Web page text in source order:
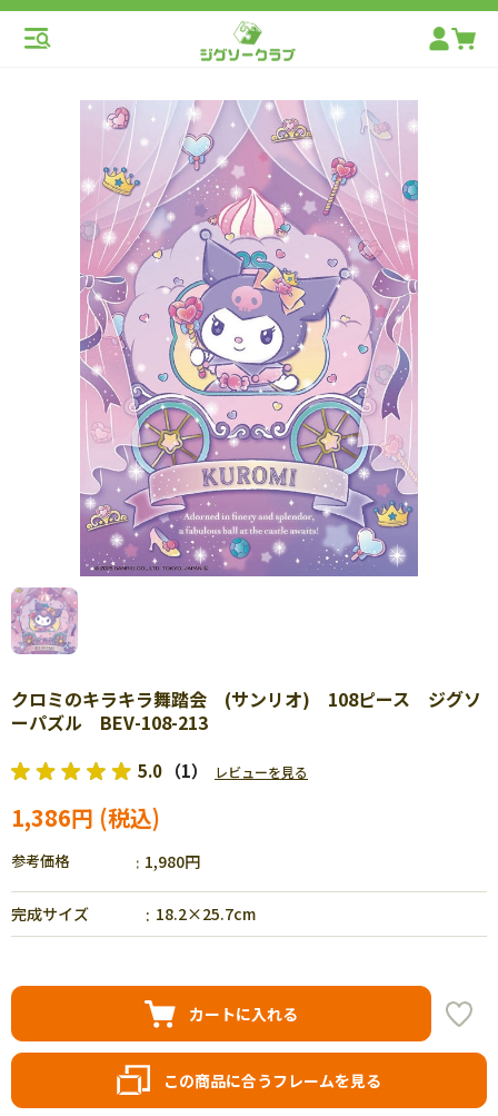
クロミのキラキラ舞踏会 (サンリオ) 108ピース ジグソ
ーパズル BEV-108-213
5.0 （1） レビューを見る
1,386円
参考価格 1,980円
完成サイズ 18.2×25.7cm
カートに入れる
この商品に合うフレームを見る